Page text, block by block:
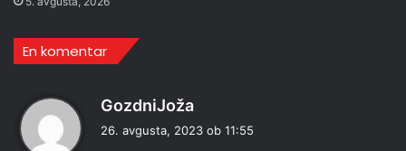
En komentar
GozdniJoža
26. avgusta, 2023 ob 11:55